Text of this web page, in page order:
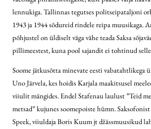
lennukiga. Tallinnas tegutses politseipataljoni
1943 ja 1944 sõdureid rindele reipa muusikaga.
põhjustel on üldiselt väga vähe teada Saksa
pillimeestest, kuna pool sajandit ei tohtinud
Soome jätkusõtta minevate eesti vabatahtlikega
Uno Järvela, kes hoidis Karjala maakitsusel
viiulit mängides. Endel Stafenau laulust ”Teid
metsad” kujunes soomepoiste hümn.
Speek, viiuldaja Boris Kuum jtdžässmuusikud